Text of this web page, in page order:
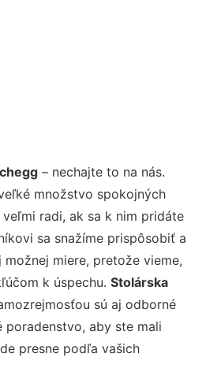
– nechajte to na nás.
množstvo spokojných
radi, ak sa k nim pridáte
sa snažíme prispôsobiť a
miere, pretože vieme,
k úspechu. Stolárska
sú aj odborné
poradenstvo, aby ste mali
presne podľa vašich